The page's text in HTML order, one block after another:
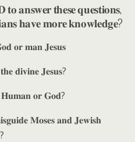
𝐚𝐧𝐬𝐰𝐞𝐫 𝐭𝐡𝐞𝐬𝐞 𝐪𝐮𝐞𝐬𝐭𝐢𝐨𝐧𝐬,
𝐡𝐚𝐯𝐞 𝐦𝐨𝐫𝐞 𝐤𝐧𝐨𝐰𝐥𝐞𝐝𝐠𝐞?
𝐨𝐫 𝐦𝐚𝐧 𝐉𝐞𝐬𝐮𝐬
𝐝𝐢𝐯𝐢𝐧𝐞 𝐉𝐞𝐬𝐮𝐬?
𝐇𝐮𝐦𝐚𝐧 𝐨𝐫 𝐆𝐨𝐝?
𝐌𝐨𝐬𝐞𝐬 𝐚𝐧𝐝 𝐉𝐞𝐰𝐢𝐬𝐡